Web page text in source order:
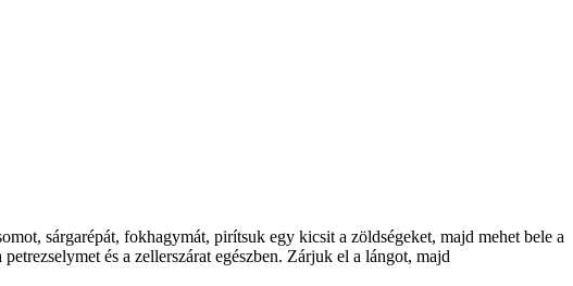
sárgarépát, fokhagymát, pirítsuk egy kicsit a zöldségeket, majd mehet bele a
és a zellerszárat egészben. Zárjuk el a lángot, majd